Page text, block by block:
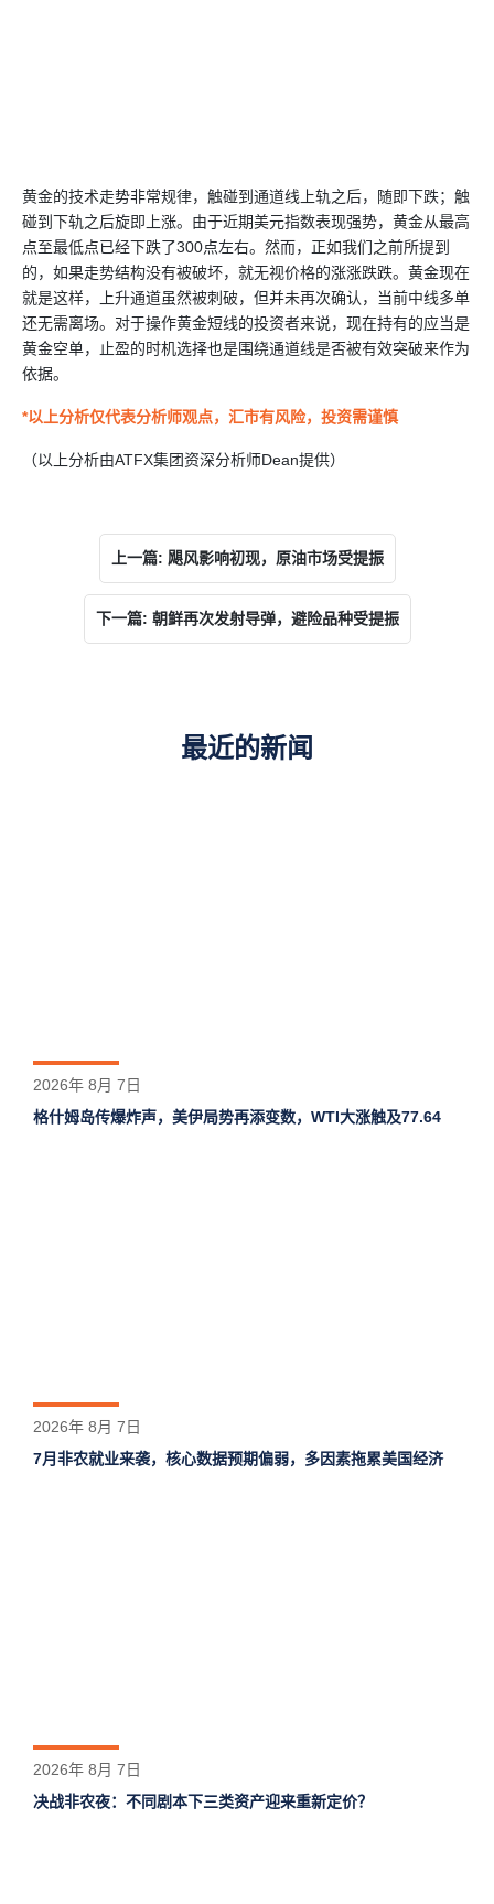
黄金的技术走势非常规律，触碰到通道线上轨之后，随即下跌；触
碰到下轨之后旋即上涨。由于近期美元指数表现强势，黄金从最高
点至最低点已经下跌了300点左右。然而，正如我们之前所提到
的，如果走势结构没有被破坏，就无视价格的涨涨跌跌。黄金现在
就是这样，上升通道虽然被刺破，但并未再次确认，当前中线多单
还无需离场。对于操作黄金短线的投资者来说，现在持有的应当是
黄金空单，止盈的时机选择也是围绕通道线是否被有效突破来作为
依据。
*以上分析仅代表分析师观点，汇市有风险，投资需谨慎
（以上分析由ATFX集团资深分析师Dean提供）
上一篇: 飓风影响初现，原油市场受提振
下一篇: 朝鲜再次发射导弹，避险品种受提振
最近的新闻
2026年 8月 7日
格什姆岛‌传爆炸声，美伊局势再添变数，WTI大涨触及77.64
2026年 8月 7日
7月非农就业来袭，核心数据预期偏弱，多因素拖累美国经济
2026年 8月 7日
决战非农夜：不同剧本下三类资产迎来重新定价？